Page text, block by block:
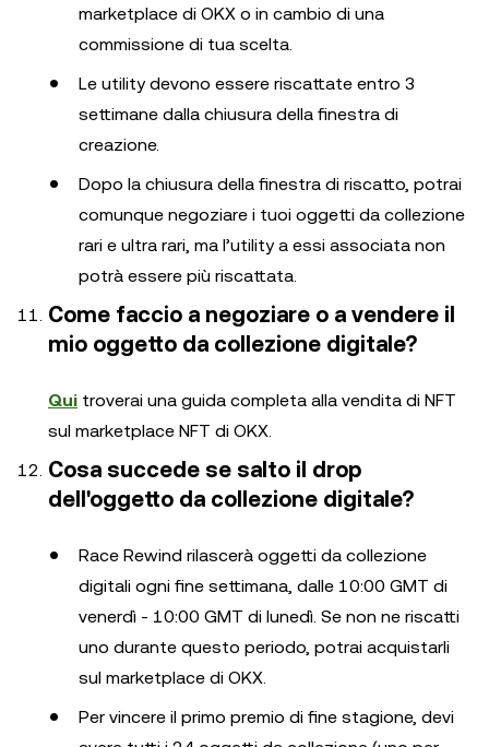
marketplace di OKX o in cambio di una
commissione di tua scelta.
Le utility devono essere riscattate entro 3
settimane dalla chiusura della finestra di
creazione.
Dopo la chiusura della finestra di riscatto, potrai
comunque negoziare i tuoi oggetti da collezione
rari e ultra rari, ma l’utility a essi associata non
potrà essere più riscattata.
Come faccio a negoziare o a vendere il
mio oggetto da collezione digitale?
Qui troverai una guida completa alla vendita di NFT
sul marketplace NFT di OKX.
Cosa succede se salto il drop
dell'oggetto da collezione digitale?
Race Rewind rilascerà oggetti da collezione
digitali ogni fine settimana, dalle 10:00 GMT di
venerdì - 10:00 GMT di lunedì. Se non ne riscatti
uno durante questo periodo, potrai acquistarli
sul marketplace di OKX.
Per vincere il primo premio di fine stagione, devi